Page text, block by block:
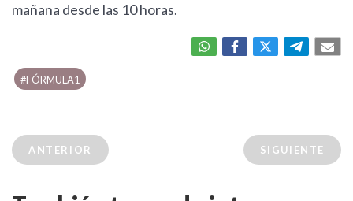
mañana desde las 10 horas.
#FÓRMULA1
ANTERIOR SIGUIENTE